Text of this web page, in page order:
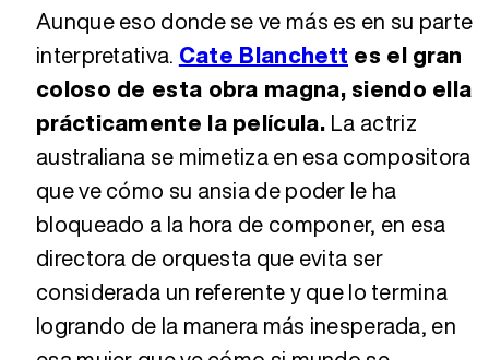
Aunque eso donde se ve más es en su parte
interpretativa. Cate Blanchett es el gran
coloso de esta obra magna, siendo ella
prácticamente la película. La actriz
australiana se mimetiza en esa compositora
que ve cómo su ansia de poder le ha
bloqueado a la hora de componer, en esa
directora de orquesta que evita ser
considerada un referente y que lo termina
logrando de la manera más inesperada, en